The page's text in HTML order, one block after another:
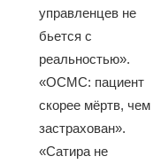
управленцев не
бьется с
реальностью».
«ОСМС: пациент
скорее мёртв, чем
застрахован».
«Сатира не